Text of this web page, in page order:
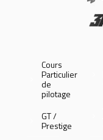
Cours
Particulier
de
pilotage
GT /
Prestige